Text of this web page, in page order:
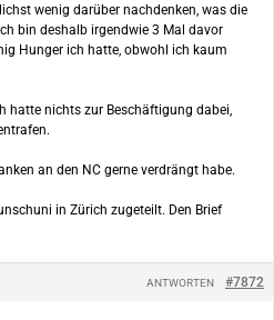
wenig darüber nachdenken, was die
bin deshalb irgendwie 3 Mal davor
Hunger ich hatte, obwohl ich kaum
hatte nichts zur Beschäftigung dabei,
an den NC gerne verdrängt habe.
in Zürich zugeteilt. Den Brief
#7872
ANTWORTEN